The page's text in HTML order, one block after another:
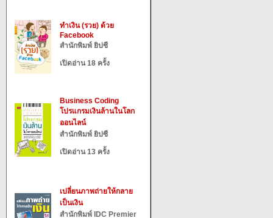
ทำเงิน (รวย) ด้วย
Facebook
สำนักพิมพ์ ยิปซี
เปิดอ่าน 18 ครั้ง
Business Coding
โปรแกรมเงินล้านในโลก
ออนไลน์
สำนักพิมพ์ ยิปซี
เปิดอ่าน 13 ครั้ง
เปลี่ยนภาพถ่ายให้กลาย
เป็นเงิน
สำนักพิมพ์ IDC Premier